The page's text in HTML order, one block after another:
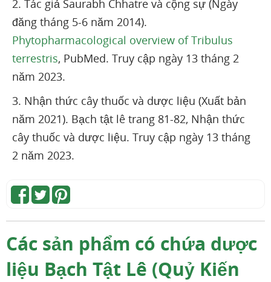
2. Tác giả Saurabh Chhatre và cộng sự (Ngày
đăng tháng 5-6 năm 2014).
Phytopharmacological overview of Tribulus
terrestris, PubMed. Truy cập ngày 13 tháng 2
năm 2023.
3. Nhận thức cây thuốc và dược liệu (Xuất bản
năm 2021). Bạch tật lê trang 81-82, Nhận thức
cây thuốc và dược liệu. Truy cập ngày 13 tháng
2 năm 2023.
Các sản phẩm có chứa dược
liệu Bạch Tật Lê (Quỷ Kiến